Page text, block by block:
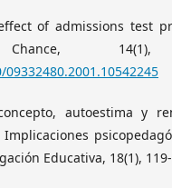
of admissions test
autoestima y
Implicaciones
Educativa, 18(1),